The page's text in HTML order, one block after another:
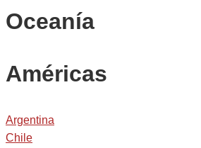
Oceanía
Américas
Argentina
Chile